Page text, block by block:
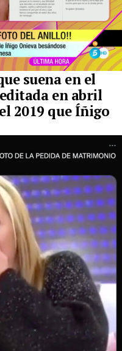
suena en el
en abril
2019 que Íñigo